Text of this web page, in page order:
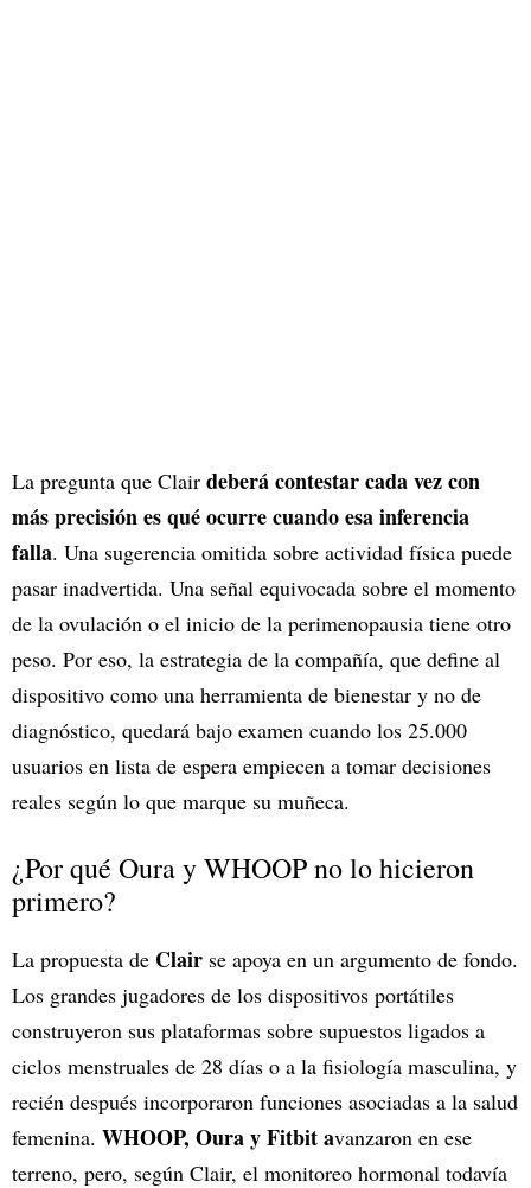
La pregunta que Clair deberá contestar cada vez con
más precisión es qué ocurre cuando esa inferencia
falla. Una sugerencia omitida sobre actividad física puede
pasar inadvertida. Una señal equivocada sobre el momento
de la ovulación o el inicio de la perimenopausia tiene otro
peso. Por eso, la estrategia de la compañía, que define al
dispositivo como una herramienta de bienestar y no de
diagnóstico, quedará bajo examen cuando los 25.000
usuarios en lista de espera empiecen a tomar decisiones
reales según lo que marque su muñeca.
¿Por qué Oura y WHOOP no lo hicieron
primero?
La propuesta de Clair se apoya en un argumento de fondo.
Los grandes jugadores de los dispositivos portátiles
construyeron sus plataformas sobre supuestos ligados a
ciclos menstruales de 28 días o a la fisiología masculina, y
recién después incorporaron funciones asociadas a la salud
femenina. WHOOP, Oura y Fitbit avanzaron en ese
terreno, pero, según Clair, el monitoreo hormonal todavía